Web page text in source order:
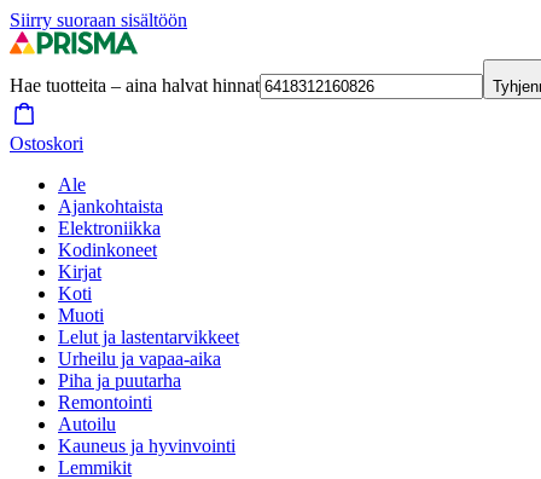
Siirry suoraan sisältöön
Hae tuotteita – aina halvat hinnat
Ostoskori
Ale
Ajankohtaista
Elektroniikka
Kodinkoneet
Kirjat
Koti
Muoti
Lelut ja lastentarvikkeet
Urheilu ja vapaa-aika
Piha ja puutarha
Remontointi
Autoilu
Kauneus ja hyvinvointi
Lemmikit